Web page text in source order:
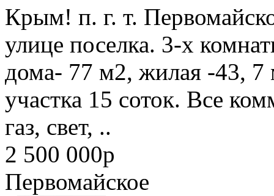
Крым! п. г. т.
улице поселка. 3-х
дома- 77 м2, жилая -43,
участка 15 соток. Все
газ, свет, ..
2 500 000p
Первомайское